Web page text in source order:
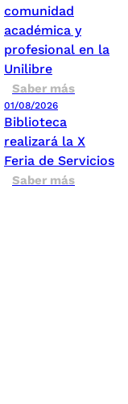
comunidad
académica y
profesional en la
Unilibre
Saber más
01/08/2026
Biblioteca
realizará la X
Feria de Servicios
Saber más